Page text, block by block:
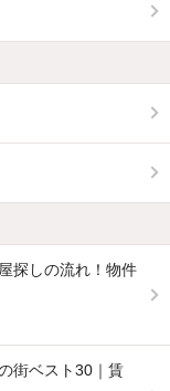
探しの流れ！物件
街ベスト30｜賃